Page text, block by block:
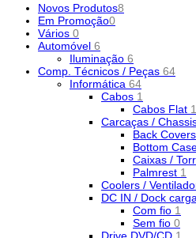
Novos Produtos8
Em Promoção0
Vários 0
Automóvel 6
Iluminação 6
Comp. Técnicos / Peças 64
Informática 64
Cabos 1
Cabos Flat 1
Carcaças /
Back Covers
Bottom
Caixas /
Palmrest 1
Coolers /
DC IN / Dock carga
Com fio 1
Sem fio 0